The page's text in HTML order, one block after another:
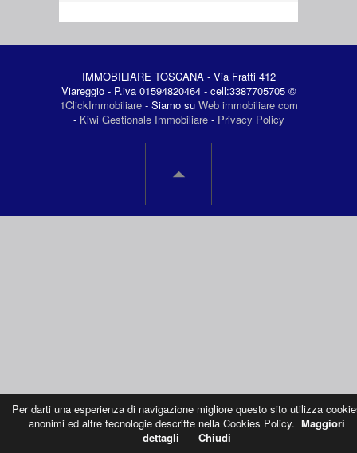
IMMOBILIARE TOSCANA - Via Fratti 412
Viareggio - P.iva 01594820464 - cell:3387705705 ©
1ClickImmobiliare- Siamo su Web immobiliare com
- Kiwi Gestionale Immobiliare- Privacy Policy
Per darti una esperienza di navigazione migliore questo sito utilizza
anonimi ed altre tecnologie descritte nella Cookies Policy. Maggiori
dettagli
Chiudi